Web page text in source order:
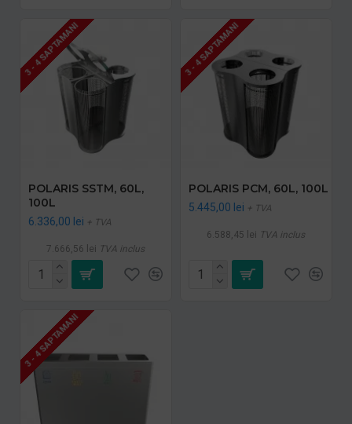
3 - 4 SAPTAMANI
POLARIS SSTM, 60L,
100L
6.336,00 lei + TVA
7.666,56 lei TVA inclus
3 - 4 SAPTAMANI
POLARIS PCM, 60L, 100L
5.445,00 lei + TVA
6.588,45 lei TVA inclus
3 - 4 SAPTAMANI